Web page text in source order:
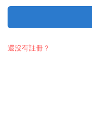
還沒有註冊？